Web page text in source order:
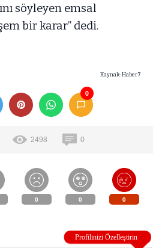
söyleyen emsal
bir karar” dedi.
Kaynak: Haber7
0
2498 0
0 0 0